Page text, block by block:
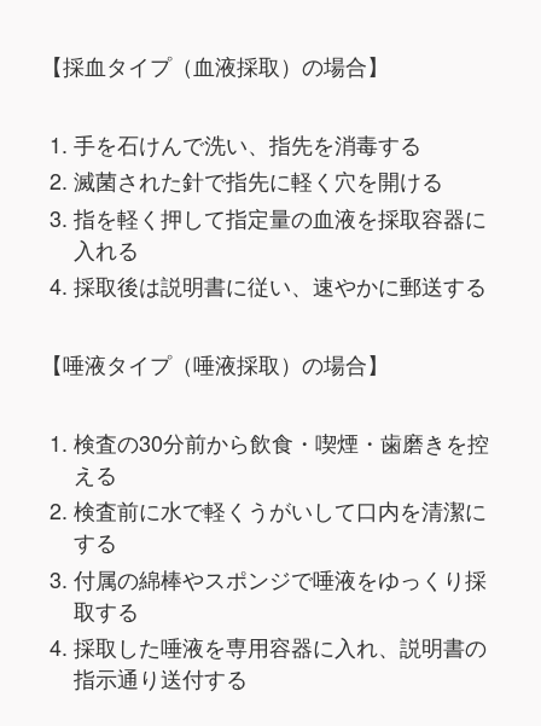
【採血タイプ（血液採取）の場合】
手を石けんで洗い、指先を消毒する
滅菌された針で指先に軽く穴を開ける
指を軽く押して指定量の血液を採取容器に
入れる
採取後は説明書に従い、速やかに郵送する
【唾液タイプ（唾液採取）の場合】
検査の30分前から飲食・喫煙・歯磨きを控
える
検査前に水で軽くうがいして口内を清潔に
する
付属の綿棒やスポンジで唾液をゆっくり採
取する
採取した唾液を専用容器に入れ、説明書の
指示通り送付する